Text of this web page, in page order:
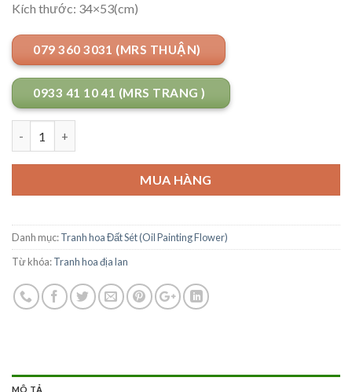
Kích thước: 34×53(cm)
079 360 3031 (MRS THUẬN)
0933 41 10 41 (MRS TRANG )
MUA HÀNG
Danh mục:Tranh hoa Đất Sét (Oil Painting Flower)
Từ khóa:Tranh hoa địa lan
MÔ TẢ